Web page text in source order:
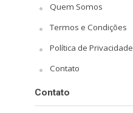
Quem Somos
Termos e Condições
Política de Privacidade
Contato
Contato